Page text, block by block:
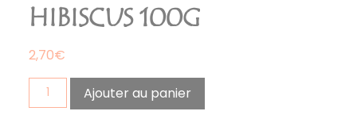
HIBISCUS 100G
2,70€
quantité
de
Ajouter au panier